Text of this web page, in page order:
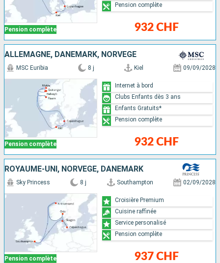
Pension complète 932 CHF
Pension complète
ALLEMAGNE, DANEMARK, NORVÈGE
Pension complète
MSC Euribia 8 j Kiel 09/09/2028
932 CHF
Internet à bord
Clubs Enfants dès 3 ans
Enfants Gratuits*
Pension complète
ROYAUME-UNI, NORVÈGE, DANEMARK
Pension complète
Sky Princess 8 j Southampton 02/09/2028
937 CHF
Croisière Premium
Cuisine raffinée
Service personalisé
Pension complète